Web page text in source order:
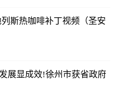
斯热咖啡补丁视频（圣安
展显成效!徐州市获省政府